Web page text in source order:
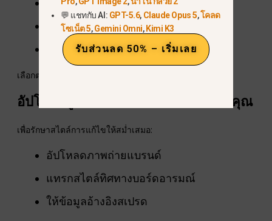
หน้าสัมภาษณ์
หัวข้อ + หัวข้อย่อย + ตัวแทนข้อความ
เลือกตามโครงสร้างของนิตยสารของคุณ.
อัปโหลดรูปภาพหรือบอร์ดอารมณ์ของคุณ
เพื่อรักษาสไตล์การแก้ไขให้สม่ำเสมอ:
อัปโหลดภาพถ่ายแบรนด์
แทรกสไตล์ทิศทางบอร์ดอารมณ์
ให้ข้อมูลอ้างอิงสเปรด
💬 แชทกับ AI: GPT-5.6, Claude Opus 5,โคลด
โซเน็ต 5,Gemini Omni,Kimi K3
รับส่วนลด 50% – เริ่มเลย